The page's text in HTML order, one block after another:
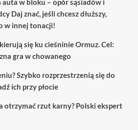
auta w bloku – opór sąsiadów i
Daj znać, jeśli chcesz dłuższy,
w innej tonacji!
się ku cieśninie Ormuz. Cel:
gra w chowanego
Szybko rozprzestrzenią się do
ich przy płocie
otrzymać rzut karny? Polski ekspert